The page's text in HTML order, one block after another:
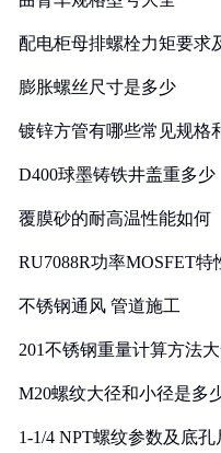
配电柜母排螺栓力矩要求
膨胀螺丝尺寸是多少
镀锌方管有哪些常见规格
D400球墨铸铁井盖重多少
覆膜砂的耐高温性能如何
RU7088R功率MOSFET
不锈钢通风 管道施工
201不锈钢重量计算方法
M20螺纹大径和小径是多
1-1/4 NPT螺纹参数及底